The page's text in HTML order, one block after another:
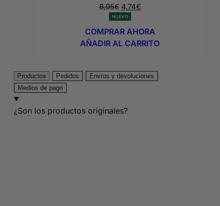
8,95€ El
precio
original
era:
8,95€.
4,74€El
actual
es:
4,74€.
NUEVO
COMPRAR AHORA
AÑADIR AL CARRITO
Productos Pedidos
Envíos y devoluciones
Medios de pago
¿Son los productos originales?